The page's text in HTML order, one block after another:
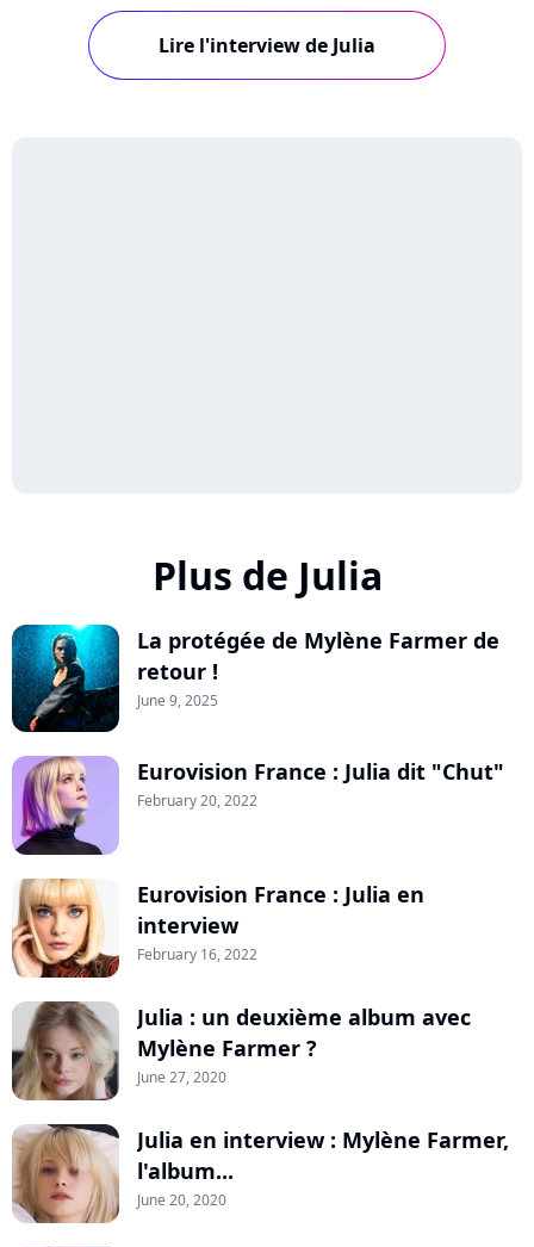
et avec laquelle la jeune chanteuse espère
représenter la France à l'Eurovision. Elle se
confie en interview sur Pure Charts !
Lire l'interview de Julia
Plus de Julia
La protégée de Mylène Farmer de
retour !
June 9, 2025
Eurovision France : Julia dit "Chut"
February 20, 2022
Eurovision France : Julia en
interview
February 16, 2022
Julia : un deuxième album avec
Mylène Farmer ?
June 27, 2020
Julia en interview : Mylène Farmer,
l'album...
June 20, 2020